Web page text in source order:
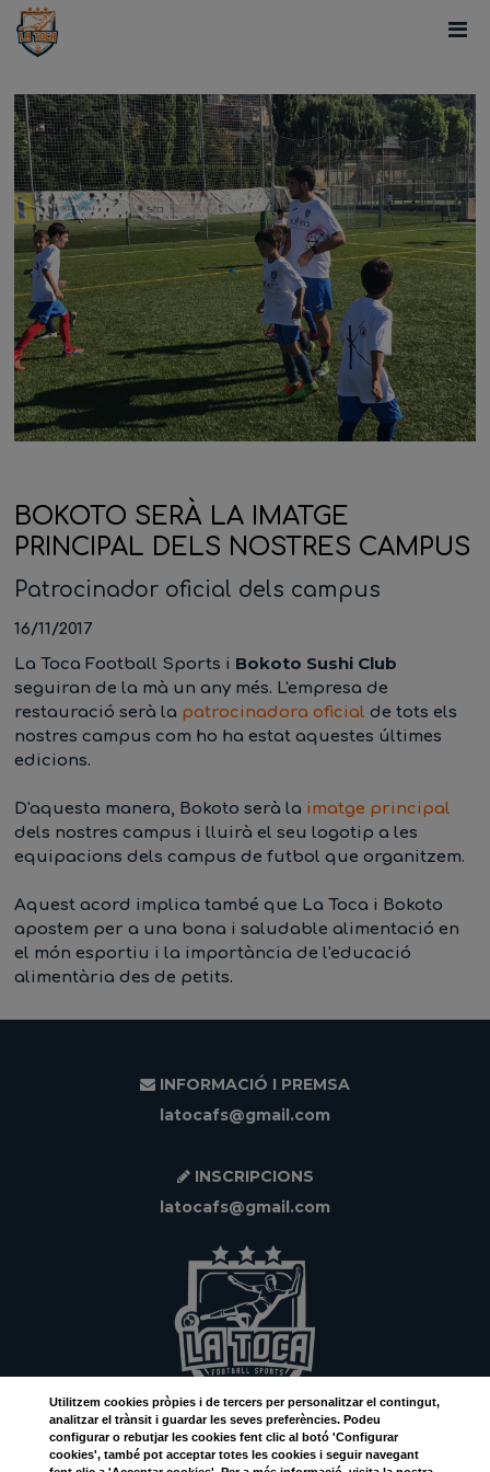
BOKOTO SERÀ LA IMATGE
PRINCIPAL DELS NOSTRES CAMPUS
Patrocinador oficial dels campus
16/11/2017
La Toca Football Sports i Bokoto Sushi Club
seguiran de la mà un any més. L'empresa de
restauració serà la patrocinadora oficial de tots els
nostres campus com ho ha estat aquestes últimes
edicions.
D'aquesta manera, Bokoto serà la imatge principal
dels nostres campus i lluirà el seu logotip a les
equipacions dels campus de futbol que organitzem.
Aquest acord implica també que La Toca i Bokoto
apostem per a una bona i saludable alimentació en
el món esportiu i la importància de l'educació
alimentària des de petits.
INFORMACIÓ I PREMSA
latocafs@gmail.com
INSCRIPCIONS
latocafs@gmail.com
Facebook
Utilitzem cookiespròpies i de tercers per personalitzar el contingut,
analitzar el trànsit i guardar les seves preferències. Podeu
configurar o rebutjar les cookies fent clic al botó 'Configurar
cookies', també pot acceptar totes les cookies i seguir navegant